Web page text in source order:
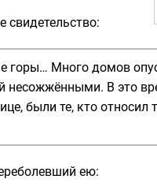
свидетельство:
горы… Много домов
несожжёнными. В это
были те, кто относил
ею: